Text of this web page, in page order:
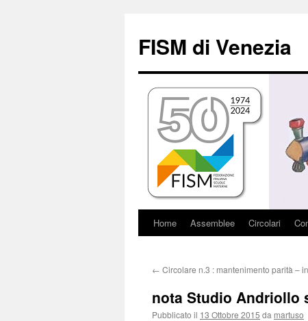
contenuto
FISM di Venezia
Home Assemblee Circolari
← Circolare n.3 : mantenimento parità –
nota Studio Andriollo
Pubblicato il 13 Ottobre 2015 da martuso